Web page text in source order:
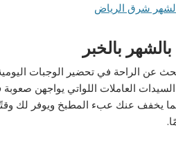
شرق الرياض
بالخبر
عن الراحة في تحضير الوجبات
السيدات العاملات اللواتي يواجهن
يخفف عنك عبء المطبخ ويوفر لك